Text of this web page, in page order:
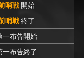
哨戦開始
哨戦終了
一布告開始
一布告終了